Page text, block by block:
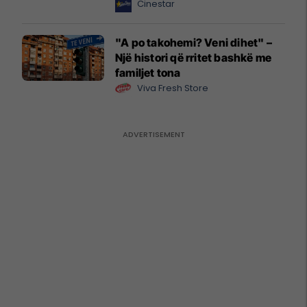
Cinestar
"A po takohemi? Veni dihet" –
Një histori që rritet bashkë me
familjet tona
Viva Fresh Store